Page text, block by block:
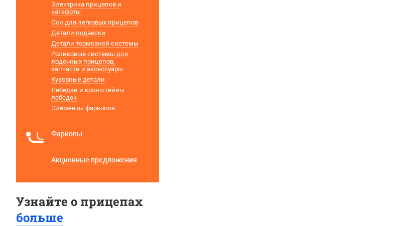
Электрика прицепов и
катафоты
Оси для легковых прицепов
Детали подвески
Детали тормозной системы
Роликовые системы для
лодочных прицепов,
запчасти и аксессуары
Кузовные детали
Лебёдки и кронштейны
лебедок
Элементы фаркопов
Фаркопы
Акционные предложения
Узнайте о прицепах
больше